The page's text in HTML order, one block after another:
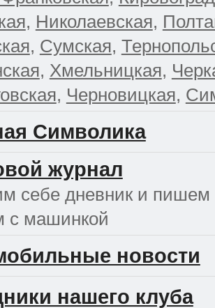
, Николаевская,
, Сумская,
, Хмельницкая,
, Черновицкая,
Символика
журнал
себе дневник и пишем
с машинкой
новости
нашего клуба